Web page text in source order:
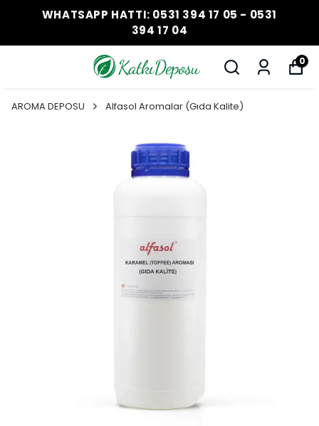
WHATSAPP HATTI: 0531 394 17 05 - 0531
394 17 04
0
AROMA DEPOSU Alfasol Aromalar (Gıda Kalite)